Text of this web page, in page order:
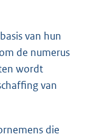
van hun
de numerus
wordt
van
die